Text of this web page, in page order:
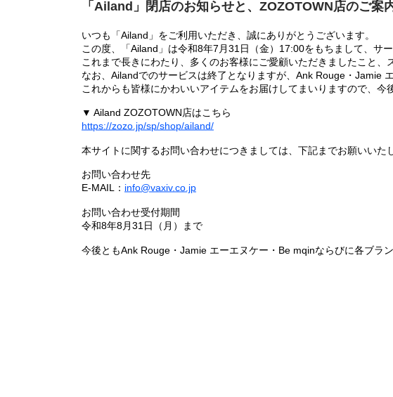
「Ailand」閉店のお知らせと、ZOZOTOWN店のご案
いつも「Ailand」をご利用いただき、誠にありがとうございます。
この度、「Ailand」は令和8年7月31日（金）17:00をもちまして、サ
これまで長きにわたり、多くのお客様にご愛顧いただきましたこと、
なお、Ailandでのサービスは終了となりますが、Ank Rouge・Jamie
これからも皆様にかわいいアイテムをお届けしてまいりますので、今
▼ Ailand ZOZOTOWN店はこちら
https://zozo.jp/sp/shop/ailand/
本サイトに関するお問い合わせにつきましては、下記までお願いいた
お問い合わせ先
E-MAIL： info@vaxiv.co.jp
お問い合わせ受付期間
令和8年8月31日（月）まで
今後ともAnk Rouge・Jamie エーエヌケー・Be mqinならびに各ブラ